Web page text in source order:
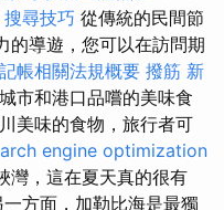
尋技巧 從傳統的民間節
的導遊，您可以在訪問期
記帳相關法規概要 撥筋 新
市和港口品嚐的美味食
美味的食物，旅行者可
engine optimization
灣，這在夏天真的很有
一方面，加勒比海是最獨